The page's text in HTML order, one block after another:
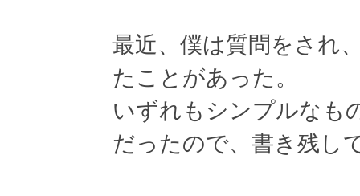
最近、僕は質問をされ
たことがあった。
いずれもシンプルなも
だったので、書き残し